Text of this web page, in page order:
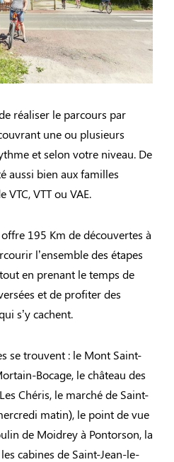
réaliser le parcours par
une ou plusieurs
et selon votre niveau. De
aussi bien aux familles
VTC, VTT ou VAE.
195 Km de découvertes à
l’ensemble des étapes
en prenant le temps de
et de profiter des
s’y cachent.
se trouvent : le Mont Saint-
Bocage, le château des
Chéris, le marché de Saint-
matin), le point de vue
de Moidrey à Pontorson, la
cabines de Saint-Jean-le-